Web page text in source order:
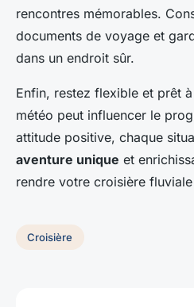
rencontres mémorables.
documents de voyage et
dans un endroit sûr.
Enfin, restez flexible et prêt à
météo peut influencer le
attitude positive, chaque
aventure unique et
rendre votre croisière
Croisière